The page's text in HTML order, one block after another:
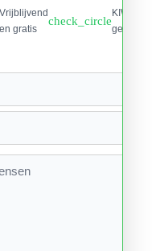
Vrijblijvend
en gratis
check_circle
KIWA